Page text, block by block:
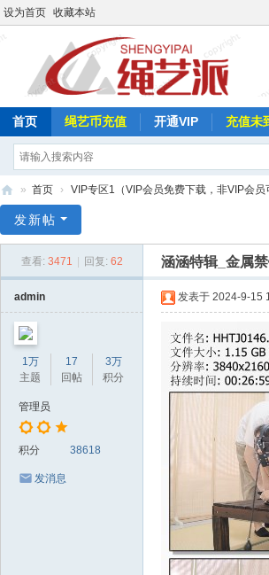
设为首页 收藏本站
首页 绳艺币充值 开通VIP 充值未
艺
» 首页 › VIP专区1（VIP会员免费下载，非VIP会员
发新帖
查看: 3471 回复: 62 涵涵特辑_金属
admin
1万
主题
17
回帖
3万
积分
管理员
积分 38618
发消息
发表于 2024-9-15